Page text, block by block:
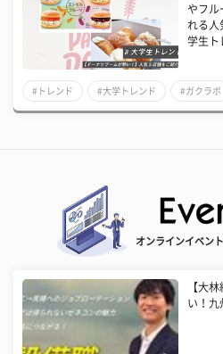
やフル
れる人
学生ト
#トレンド #大学トレンド #ガクラボ
オンラインイベン
【大
い！九